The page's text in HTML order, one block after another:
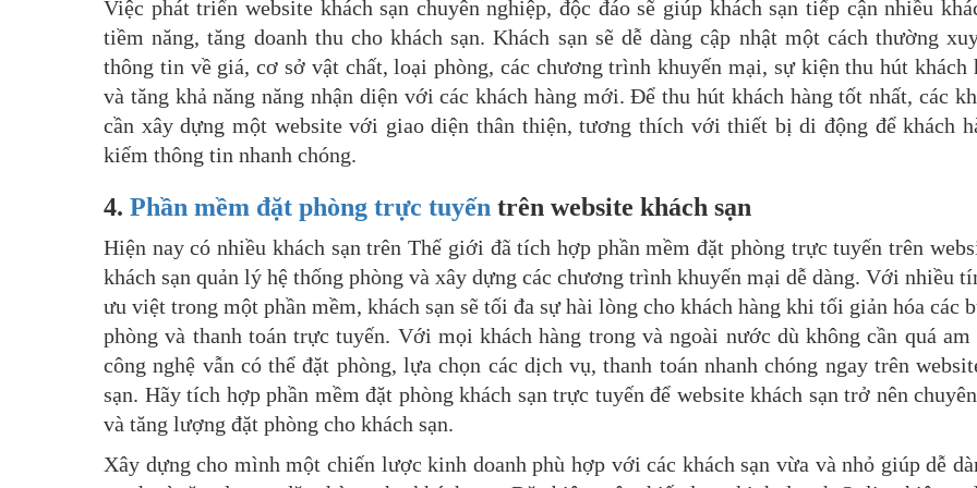
Việc phát triển website khách sạn chuyên nghiệp, độc đáo sẽ giúp khách sạn tiếp cận nhiều
tiềm năng, tăng doanh thu cho khách sạn. Khách sạn sẽ dễ dàng cập nhật một cách thường
thông tin về giá, cơ sở vật chất, loại phòng, các chương trình khuyến mại, sự kiện thu hút khách
và tăng khả năng năng nhận diện với các khách hàng mới. Để thu hút khách hàng tốt nhất, các
cần xây dựng một website với giao diện thân thiện, tương thích với thiết bị di động để khách
kiếm thông tin nhanh chóng.
4. Phần mềm đặt phòng trực tuyến trên website khách sạn
Hiện nay có nhiều khách sạn trên Thế giới đã tích hợp phần mềm đặt phòng trực tuyến trên
khách sạn quản lý hệ thống phòng và xây dựng các chương trình khuyến mại dễ dàng. Với nhiều
ưu việt trong một phần mềm, khách sạn sẽ tối đa sự hài lòng cho khách hàng khi tối giản hóa các
phòng và thanh toán trực tuyến. Với mọi khách hàng trong và ngoài nước dù không cần quá am
công nghệ vẫn có thể đặt phòng, lựa chọn các dịch vụ, thanh toán nhanh chóng ngay trên
sạn. Hãy tích hợp phần mềm đặt phòng khách sạn trực tuyến để website khách sạn trở nên
và tăng lượng đặt phòng cho khách sạn.
Xây dựng cho mình một chiến lược kinh doanh phù hợp với các khách sạn vừa và nhỏ giúp dễ